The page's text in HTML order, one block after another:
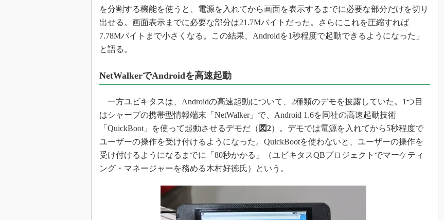
を分割する機能を使うと、電源を入れてから画面を表示するまでに必要な部分だけを切り
出せる。画面表示までに必要な部分は21.7Mバイトだった。さらにこれを圧縮すれば
7.78Mバイトまで小さくなる。この結果、Androidを1秒程度で起動できるようになった」
と語る。
NetWalkerでAndroidを高速起動
一方ユビキタスは、Androidの高速起動について、2種類のデモを披露していた。1つ目
はシャープの携帯型情報端末「NetWalker」で、Android 1.6を同社の高速起動技術
「QuickBoot」を使って起動させるデモだ（ 図2）。デモでは電源を入れてから5秒程度で
ユーザーの操作を受け付けるようになった。QuickBootを使わないと、ユーザーの操作を
受け付けるようになるまでに「80秒かかる」（ユビキタスQBプロジェクトでマーケティ
ング・マネージャーを務める木村好徳氏）という。